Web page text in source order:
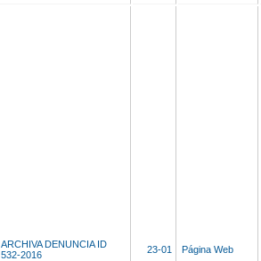
ARCHIVA DENUNCIA ID
532-2016
23-01 Página Web